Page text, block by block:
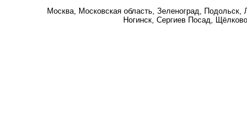
Москва, Московская область, Зеленоград,
Ногинск, Сергиев Посад,